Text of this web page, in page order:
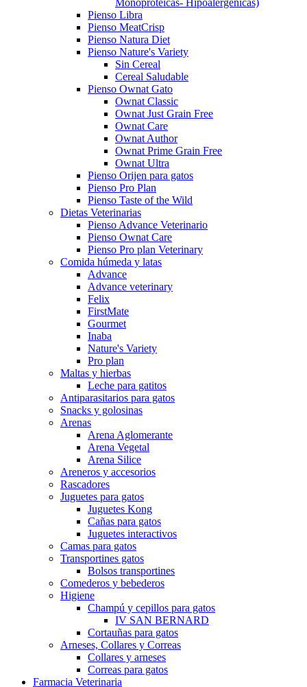
Monoprotéicas- Hipoalergénicas)
Pienso Libra
Pienso MeatCrisp
Pienso Natura Diet
Pienso Nature's Variety
Sin Cereal
Cereal Saludable
Pienso Ownat Gato
Ownat Classic
Ownat Just Grain Free
Ownat Care
Ownat Author
Ownat Prime Grain Free
Ownat Ultra
Pienso Orijen para gatos
Pienso Pro Plan
Pienso Taste of the Wild
Dietas Veterinarias
Pienso Advance Veterinario
Pienso Ownat Care
Pienso Pro plan Veterinary
Comida húmeda y latas
Advance
Advance veterinary
Felix
FirstMate
Gourmet
Inaba
Nature's Variety
Pro plan
Maltas y hierbas
Leche para gatitos
Antiparasitarios para gatos
Snacks y golosinas
Arenas
Arena Aglomerante
Arena Vegetal
Arena Silice
Areneros y accesorios
Rascadores
Juguetes para gatos
Juguetes Kong
Cañas para gatos
Juguetes interactivos
Camas para gatos
Transportines gatos
Bolsos transportines
Comederos y bebederos
Higiene
Champú y cepillos para gatos
IV SAN BERNARD
Cortauñas para gatos
Arneses, Collares y Correas
Collares y arneses
Correas para gatos
Farmacia Veterinaria